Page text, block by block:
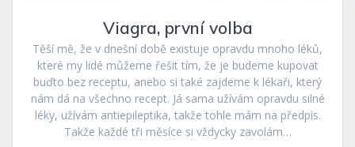
Viagra, první volba
Těší mě, že v dnešní době existuje opravdu mnoho léků,
které my lidé můžeme řešit tím, že je budeme kupovat
buďto bez receptu, anebo si také zajdeme k lékaři, který
nám dá na všechno recept. Já sama užívám opravdu silné
léky, užívám antiepileptika, takže tohle mám na předpis.
Takže každé tři měsíce si vždycky zavolám…